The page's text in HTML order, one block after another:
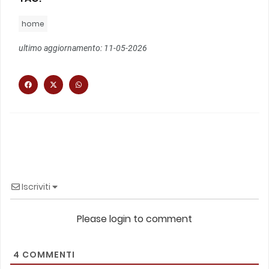
home
ultimo aggiornamento: 11-05-2026
Iscriviti
Please login to comment
4 COMMENTI